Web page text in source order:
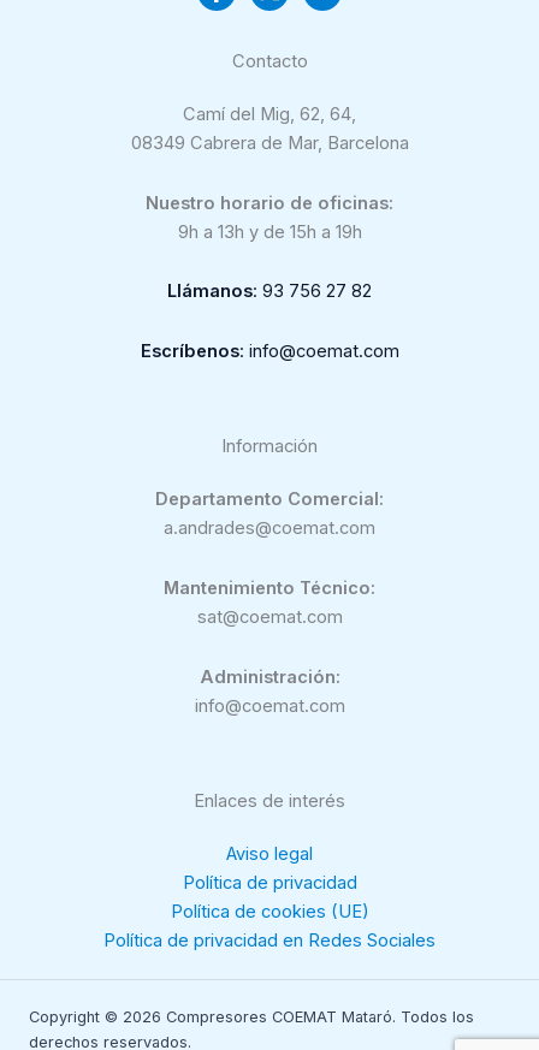
Contacto
Camí del Mig, 62, 64,
08349 Cabrera de Mar, Barcelona
Nuestro horario de oficinas:
9h a 13h y de 15h a 19h
Llámanos: 93 756 27 82
Escríbenos: info@coemat.com
Información
Departamento Comercial:
a.andrades@coemat.com
Mantenimiento Técnico:
sat@coemat.com
Administración:
info@coemat.com
Enlaces de interés
Aviso legal
Política de privacidad
Política de cookies (UE)
Política de privacidad en Redes Sociales
Copyright © 2026 Compresores COEMAT Mataró. Todos los
derechos reservados.